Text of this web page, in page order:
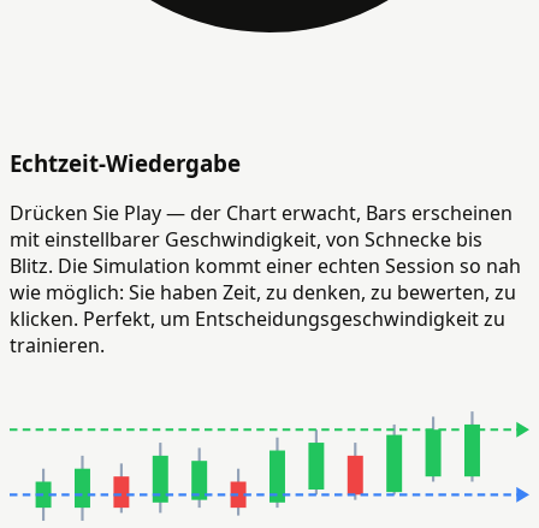
Echtzeit-Wiedergabe
Drücken Sie Play — der Chart erwacht, Bars erscheinen
mit einstellbarer Geschwindigkeit, von Schnecke bis
Blitz. Die Simulation kommt einer echten Session so nah
wie möglich: Sie haben Zeit, zu denken, zu bewerten, zu
klicken. Perfekt, um Entscheidungsgeschwindigkeit zu
trainieren.